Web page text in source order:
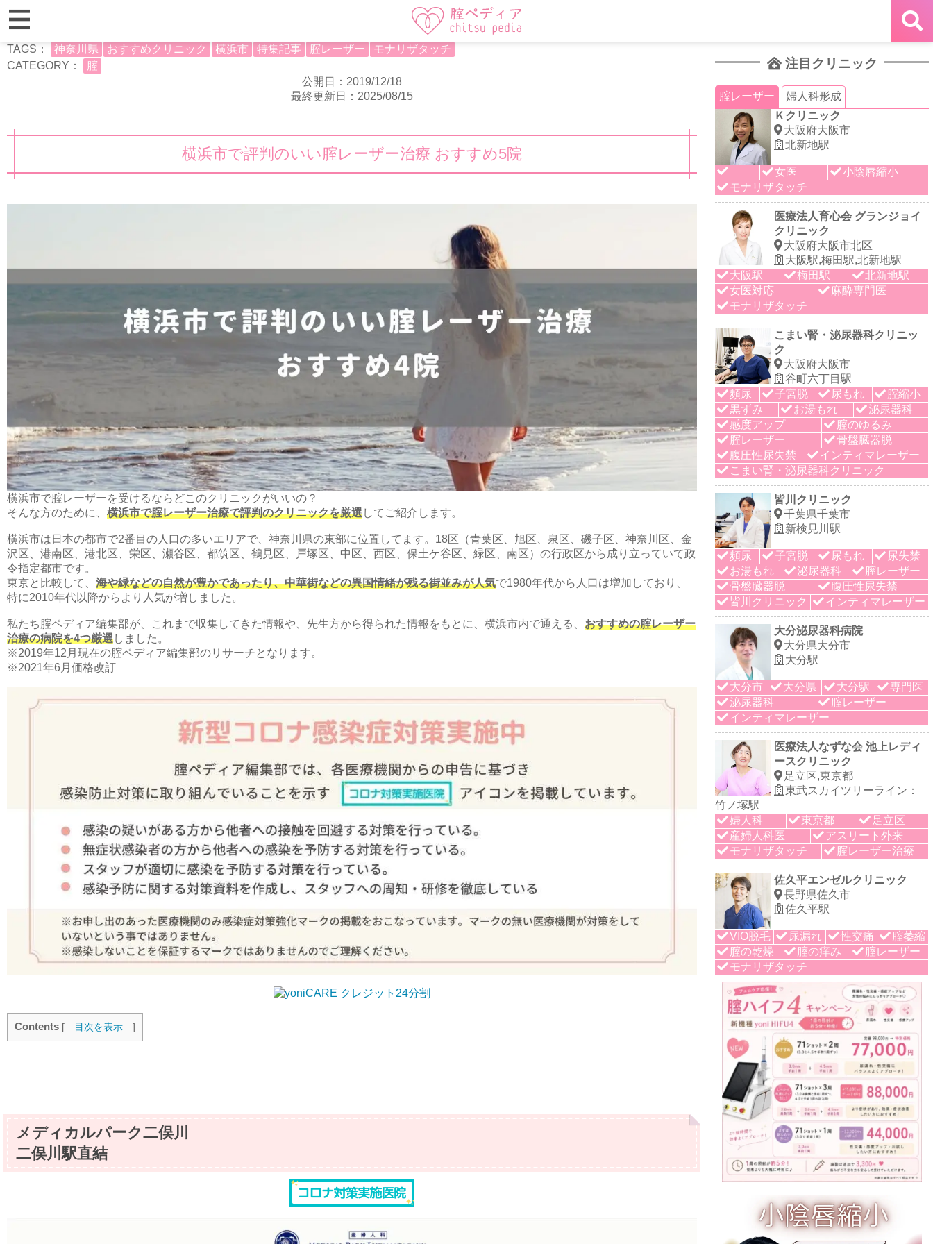
TAGS： 神奈川県 おすすめクリニック 横浜市 特集記事 腟レーザー
モナリザタッチ
CATEGORY：
腟
公開日：2019/12/18
最終更新日：2025/08/15
横浜市で評判のいい腟レーザー治療 おすすめ5院
横浜市で腟レーザーを受けるならどこのクリニックがいいの？
そんな方のために、 横浜市で腟レーザー治療で評判のクリニックを厳選してご紹介します。
横浜市は日本の都市で2番目の人口の多いエリアで、神奈川県の東部に位置してます。18区（青葉区、旭区、泉区、磯子区、神奈川区、金
沢区、港南区、港北区、栄区、瀬谷区、都筑区、鶴見区、戸塚区、中区、西区、保土ケ谷区、緑区、南区）の行政区から成り立っていて政
令指定都市です。
東京と比較して、 海や緑などの自然が豊かであったり、中華街などの異国情緒が残る街並みが人気で1980年代から人口は増加しており、
特に2010年代以降からより人気が増しました。
私たち腟ペディア編集部が、これまで収集してきた情報や、先生方から得られた情報をもとに、横浜市内で通える、 おすすめの腟レーザー
治療の病院を4つ厳選しました。
※2019年12月現在の腟ペディア編集部のリサーチとなります。
※2021年6月価格改訂
Contents [ 目次を表示 ]
メディカルパーク二俣川
二俣川駅直結
注目クリニック
腟レーザー
婦人科形成
Ｋクリニック
大阪府大阪市
北新地駅
女医
小陰唇縮小
モナリザタッチ
医療法人育心会 グランジョイ
クリニック
大阪府大阪市北区
大阪駅,梅田駅,北新地駅
大阪駅
梅田駅
北新地駅
女医対応
麻酔専門医
モナリザタッチ
こまい腎・泌尿器科クリニッ
ク
大阪府大阪市
谷町六丁目駅
頻尿
子宮脱 尿もれ
腟縮小
黒ずみ
お湯もれ
泌尿器科
感度アップ
腟のゆるみ
腟レーザー
骨盤臓器脱
腹圧性尿失禁
インティマレーザー
こまい腎・泌尿器科クリニック
皆川クリニック
千葉県千葉市
新検見川駅
頻尿 子宮脱 尿もれ
尿失禁
お湯もれ
泌尿器科
膣レーザー
骨盤臓器脱
腹圧性尿失禁
皆川クリニック
インティマレーザー
大分泌尿器科病院
大分県大分市
大分駅
大分市 大分県 大分駅
専門医
泌尿器科
腟レーザー
インティマレーザー
医療法人なずな会 池上レディ
ースクリニック
足立区,東京都
東武スカイツリーライン：
竹ノ塚駅
婦人科
東京都
足立区
産婦人科医
アスリート外来
モナリザタッチ
腟レーザー治療
佐久平エンゼルクリニック
長野県佐久市
佐久平駅
VIO脱毛 尿漏れ 性交痛
腟萎縮
腟の乾燥
腟の痒み
腟レーザー
モナリザタッチ